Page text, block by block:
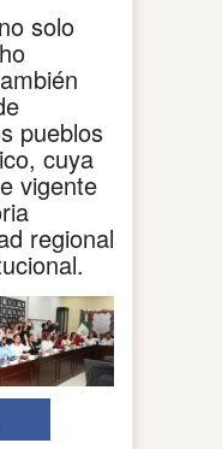
solo
pueblos
cuya
vigente
regional